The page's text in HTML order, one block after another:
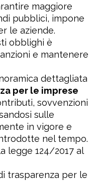
maggiore
pubblici, impone
le aziende.
obblighi è
e mantenere
dettagliata
per le imprese
sovvenzioni
sulle
in vigore e
nel tempo.
legge 124/2017 al
trasparenza per le